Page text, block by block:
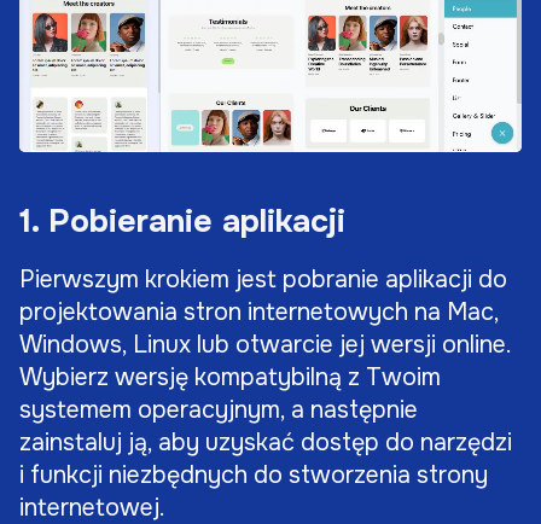
1. Pobieranie aplikacji
Pierwszym krokiem jest pobranie aplikacji do
projektowania stron internetowych na Mac,
Windows, Linux lub otwarcie jej wersji online.
Wybierz wersję kompatybilną z Twoim
systemem operacyjnym, a następnie
zainstaluj ją, aby uzyskać dostęp do narzędzi
i funkcji niezbędnych do stworzenia strony
internetowej.